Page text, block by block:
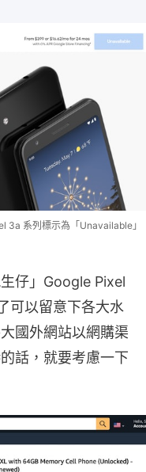
3a 系列標示為「Unavailable」
仔」Google Pixel
可以留意下各大水
國外網站以網購渠
話，就要考慮一下